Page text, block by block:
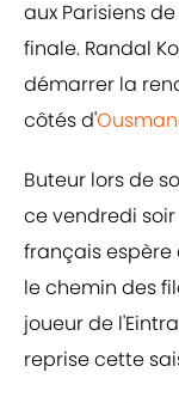
aux Parisiens
finale. Randal
démarrer la
côtés d'
Buteur lors de
ce vendredi
français espère
le chemin des
joueur de
reprise cette